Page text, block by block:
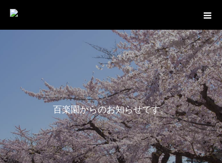
百楽園からのお知らせです。
最新